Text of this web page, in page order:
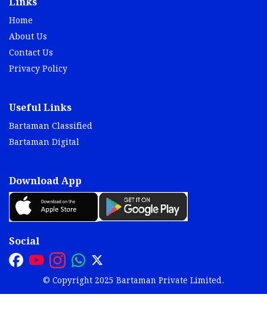
Home
About Us
Contact Us
Privacy Policy
Useful Links
Bartaman Classified
Bartaman Digital
Download App
Social
© Copyright 2025 Bartaman Private Limited.